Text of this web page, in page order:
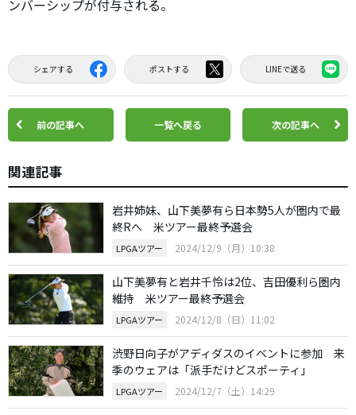
ンバーシップが付与される。
シェアする ポストする LINEで送る
前の記事へ 一覧へ戻る 次の記事へ
関連記事
岩井姉妹、山下美夢有ら日本勢5人が圏内で最
終Rへ 米ツアー最終予選会
LPGAツアー 2024/12/9（月）10:38
山下美夢有と岩井千怜は2位、吉田優利ら圏内
維持 米ツアー最終予選会
LPGAツアー 2024/12/8（日）11:02
渋野日向子がアディダスのイベントに参加 来
季のウェアは「派手だけどスポーティ」
LPGAツアー 2024/12/7（土）14:29